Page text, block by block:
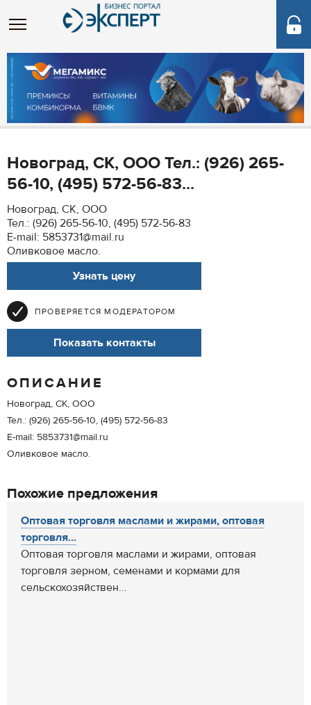
Новоград, СК, ООО Тел.: (926) 265-
56-10, (495) 572-56-83...
Новоград, СК, ООО
Тел.: (926) 265-56-10, (495) 572-56-83
E-mail: 5853731@mail.ru
Оливковое масло.
Узнать цену
ПРОВЕРЯЕТСЯ МОДЕРАТОРОМ
Показать контакты
ОПИСАНИЕ
Новоград, СК, ООО
Тел.: (926) 265-56-10, (495) 572-56-83
E-mail: 5853731@mail.ru
Оливковое масло.
Похожие предложения
Оптовая торговля маслами и жирами, оптовая
торговля...
Оптовая торговля маслами и жирами, оптовая
торговля зерном, семенами и кормами для
сельскохозяйствен...